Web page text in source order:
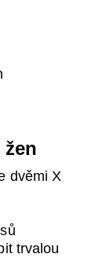
dvěmi X
trvalou